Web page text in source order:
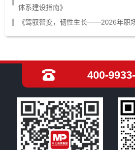
体系建设指南》
《驾驭智变，韧性生长——2026年职
400-